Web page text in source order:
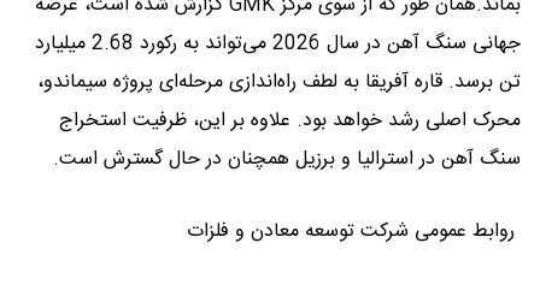
جهانی سنگ آهن در سال 2026 می‌تواند به رکورد 2.68 میلیارد
تن برسد. قاره آفریقا به لطف راه‌اندازی مرحله‌ای پروژه سیماندو،
محرک اصلی رشد خواهد بود. علاوه بر این، ظرفیت استخراج
سنگ آهن در استرالیا و برزیل همچنان در حال گسترش است.
روابط عمومی شرکت توسعه معادن و فلزات